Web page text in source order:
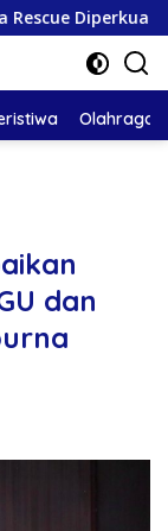
Sambut
Olahraga
dan